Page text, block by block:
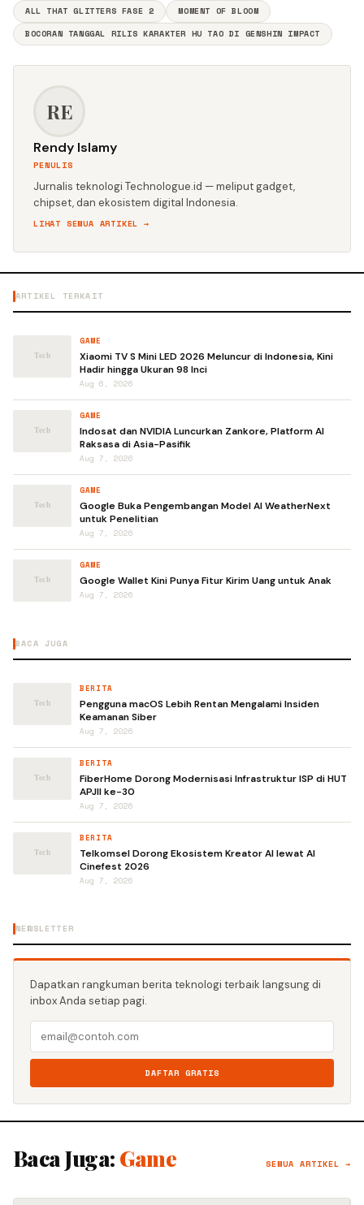
ALL THAT GLITTERS FASE 2
MOMENT OF BLOOM
BOCORAN TANGGAL RILIS KARAKTER HU TAO DI GENSHIN IMPACT
RE
Rendy Islamy
PENULIS
Jurnalis teknologi Technologue.id — meliput gadget,
chipset, dan ekosistem digital Indonesia.
LIHAT SEMUA ARTIKEL →
ARTIKEL TERKAIT
GAME
Xiaomi TV S Mini LED 2026 Meluncur di Indonesia, Kini
Hadir hingga Ukuran 98 Inci
Aug 6, 2026
GAME
Indosat dan NVIDIA Luncurkan Zankore, Platform AI
Raksasa di Asia-Pasifik
Aug 7, 2026
GAME
Google Buka Pengembangan Model AI WeatherNext
untuk Penelitian
Aug 7, 2026
GAME
Google Wallet Kini Punya Fitur Kirim Uang untuk Anak
Aug 7, 2026
BACA JUGA
BERITA
Pengguna macOS Lebih Rentan Mengalami Insiden
Keamanan Siber
Aug 7, 2026
BERITA
FiberHome Dorong Modernisasi Infrastruktur ISP di HUT
APJII ke-30
Aug 7, 2026
BERITA
Telkomsel Dorong Ekosistem Kreator AI lewat AI
Cinefest 2026
Aug 7, 2026
NEWSLETTER
Dapatkan rangkuman berita teknologi terbaik langsung di
inbox Anda setiap pagi.
DAFTAR GRATIS
Baca Juga: Game SEMUA ARTIKEL →